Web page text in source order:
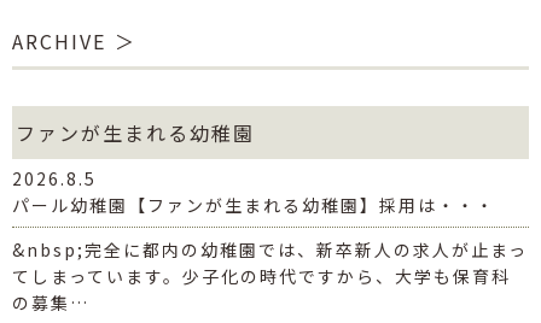
ARCHIVE
ファンが生まれる幼稚園
2026.8.5
パール幼稚園【ファンが生まれる幼稚園】採用は・・・
&nbsp;完全に都内の幼稚園では、新卒新人の求人が止まっ
てしまっています。少子化の時代ですから、大学も保育科
の募集…